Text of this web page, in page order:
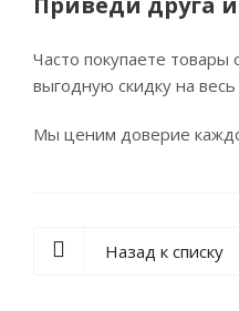
Часто покупаете
выгодную скидку на
Мы ценим доверие
Назад к списку